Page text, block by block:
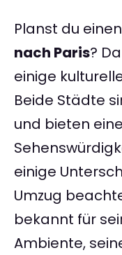
Planst du einen
nach Paris?
einige
Beide Städte
und bieten
einige
Umzug
bekannt für
Ambiente,